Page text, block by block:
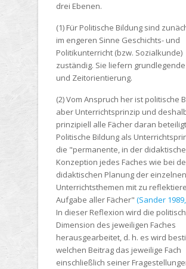
drei Ebenen.
(1) Für Politische Bildung sind
im engeren Sinne Geschichts- und
Politikunterricht (bzw. Sozialkunde)
zuständig. Sie liefern
und Zeitorientierung.
(2) Vom Anspruch her ist politische
aber Unterrichtsprinzip und
prinzipiell alle Fächer daran
Politische Bildung als
die "permanente, in der
Konzeption jedes Faches wie bei
didaktischen Planung der einzelnen
Unterrichtsthemen mit zu
Aufgabe aller Fächer" (Sander
In dieser Reflexion wird die
Dimension des jeweiligen Faches
herausgearbeitet, d. h. es wird
welchen Beitrag das jeweilige Fach
einschließlich seiner